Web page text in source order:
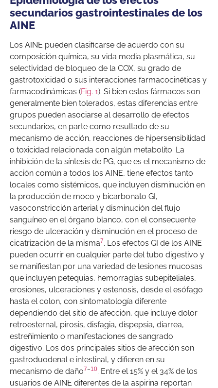
secundarios gastrointestinales de los
AINE
Los AINE pueden clasificarse de acuerdo con su
composición química, su vida media plasmática, su
selectividad de bloqueo de la COX, su grado de
gastrotoxicidad o sus interacciones farmacocinéticas y
farmacodinámicas (Fig. 1). Si bien estos fármacos son
generalmente bien tolerados, estas diferencias entre
grupos pueden asociarse al desarrollo de efectos
secundarios, en parte como resultado de su
mecanismo de acción, reacciones de hipersensibilidad
o toxicidad relacionada con algún metabolito. La
inhibición de la síntesis de PG, que es el mecanismo de
acción común a todos los AINE, tiene efectos tanto
locales como sistémicos, que incluyen disminución en
la producción de moco y bicarbonato GI,
vasoconstricción arterial y disminución del flujo
sanguíneo en el órgano blanco, con el consecuente
riesgo de ulceración y disminución en el proceso de
cicatrización de la misma7. Los efectos GI de los AINE
pueden ocurrir en cualquier parte del tubo digestivo y
se manifiestan por una variedad de lesiones mucosas
que incluyen petequias, hemorragias subepiteliales,
erosiones, ulceraciones y estenosis, desde el esófago
hasta el colon, con sintomatología diferente
dependiendo del sitio de afección, que incluye dolor
retroesternal, pirosis, disfagia, dispepsia, diarrea,
estreñimiento o manifestaciones de sangrado
digestivo. Los dos principales sitios de afección son
gastroduodenal e intestinal, y difieren en su
mecanismo de daño7–10. Entre el 15% y el 34% de los
usuarios de AINE diferentes de la aspirina reportan